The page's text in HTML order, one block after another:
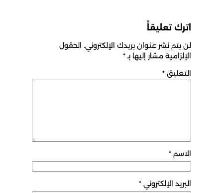
اترك تعليقاً
لن يتم نشر عنوان بريدك الإلكتروني. الحقول
الإلزامية مشار إليها بـ*
التعليق *
الاسم *
البريد الإلكتروني *